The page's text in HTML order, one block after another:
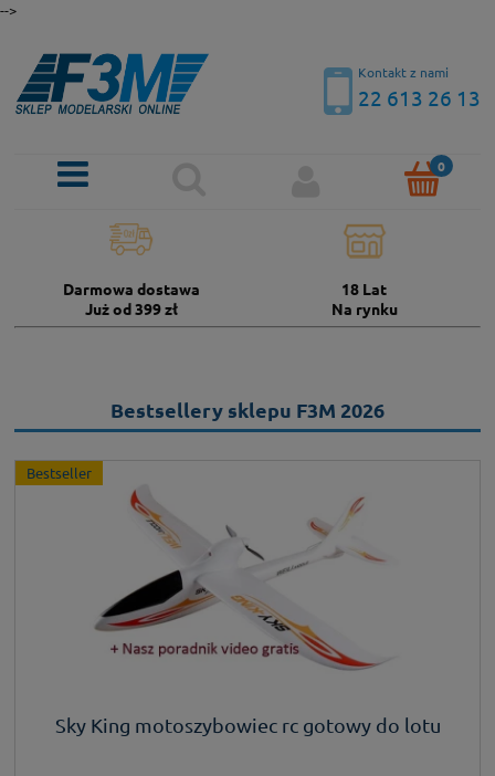
-->
Kontakt z nami
22 613 26 13
Darmowa dostawa
Już od 399 zł
18 Lat
Na rynku
Bestsellery sklepu F3M 2026
Sky King motoszybowiec rc gotowy do lotu
Bestseller